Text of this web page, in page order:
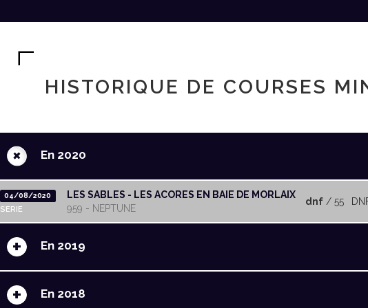
HISTORIQUE DE COURSES
+ En 2020
04/08/2020
SERIE
LES SABLES - LES ACORES EN BAIE DE MORLAIX
959 - NEPTUNE
dnf / 55
+ En 2019
+ En 2018